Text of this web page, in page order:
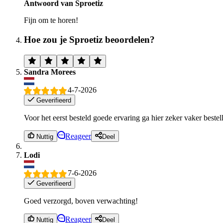
Antwoord van Sproetiz
Fijn om te horen!
Hoe zou je Sproetiz beoordelen?
Sandra Morees
4-7-2026
Geverifieerd
Voor het eerst besteld goede ervaring ga hier zeker vaker
Nuttig Reageer Deel
Lodi
7-6-2026
Geverifieerd
Goed verzorgd, boven verwachting!
Nuttig Reageer Deel